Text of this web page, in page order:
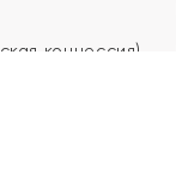
концессия)